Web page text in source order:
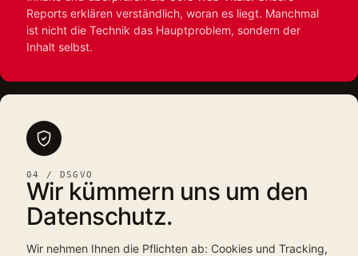
Reports erklären verständlich, woran es liegt. Manchmal
ist nicht die Technik das Hauptproblem, sondern der
Inhalt selbst.
04 / DSGVO
Wir kümmern uns um den
Datenschutz.
Wir nehmen Ihnen die Pflichten ab: Cookies und Tracking,